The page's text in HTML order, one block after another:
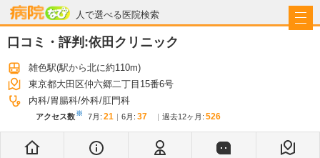
人で選べる医院検索
病院なび
口コミ・評判:依田クリニック
雑色駅(駅から北に約110m)
東京都大田区仲六郷二丁目15番6号
内科 胃腸科 外科 肛門科
アクセス数※ 7月 : 21 6月 : 37 過去12ヶ月: 526